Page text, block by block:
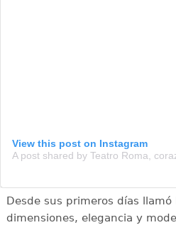
View this post on Instagram
Desde sus primeros días
dimensiones, elegancia y